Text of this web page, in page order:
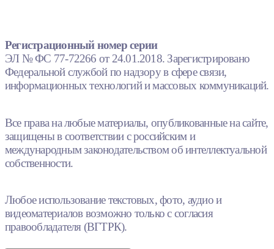
Регистрационный номер серии
ЭЛ № ФС 77-72266 от 24.01.2018. Зарегистрировано
Федеральной службой по надзору в сфере связи,
информационных технологий и массовых коммуникаций.
Все права на любые материалы, опубликованные на сайте,
защищены в соответствии с российским и
международным законодательством об интеллектуальной
собственности.
Любое использование текстовых, фото, аудио и
видеоматериалов возможно только с согласия
правообладателя (ВГТРК).